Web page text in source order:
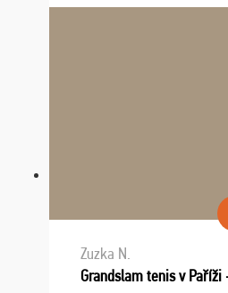
osudu - pohodový šefík
Zuzka N.
Grandslam tenis v Paříži